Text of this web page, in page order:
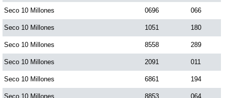
Seco 10 Millones 0696 066
Seco 10 Millones 1051 180
Seco 10 Millones 8558 289
Seco 10 Millones 2091 011
Seco 10 Millones 6861 194
Seco 10 Millones 8853 064